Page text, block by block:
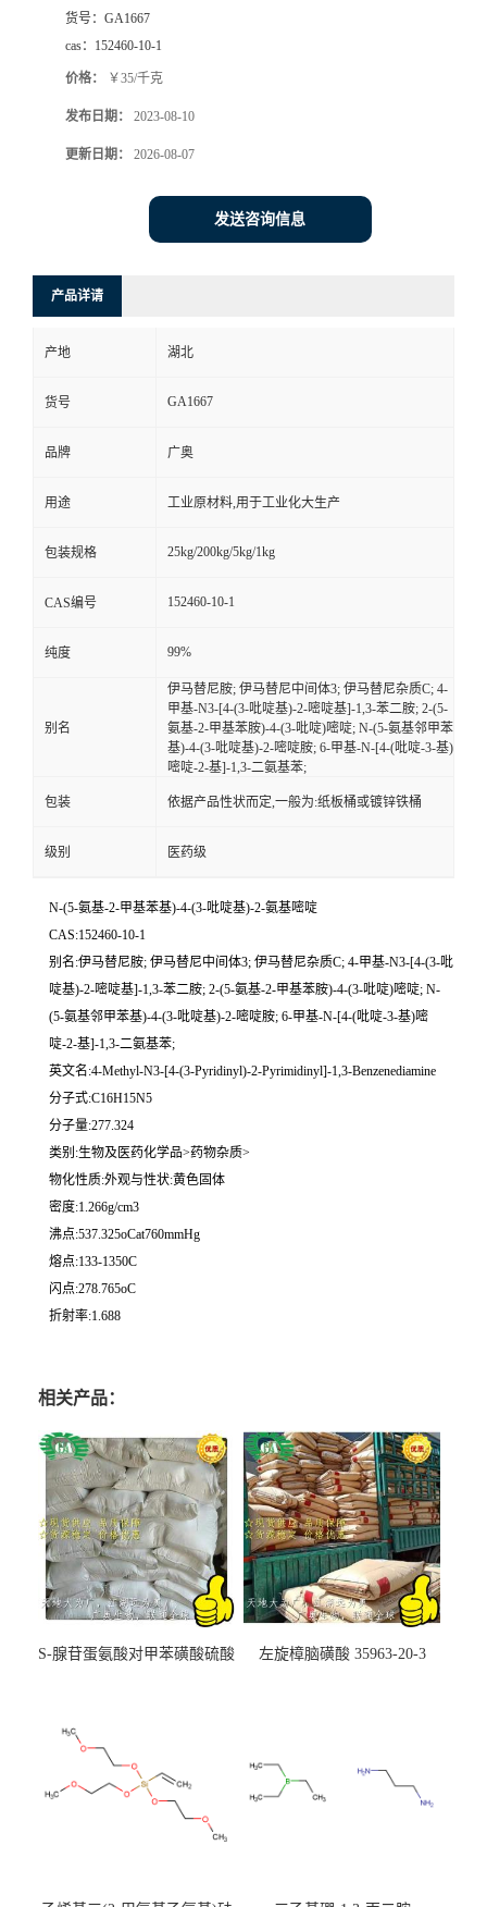
货号： GA1667
cas： 152460-10-1
价格： ￥35/千克
发布日期： 2023-08-10
更新日期： 2026-08-07
发送咨询信息
产品详请
产地 湖北
货号 GA1667
品牌 广奥
用途 工业原材料,用于工业化大生产
包装规格 25kg/200kg/5kg/1kg
CAS编号 152460-10-1
纯度 99%
别名
伊马替尼胺; 伊马替尼中间体3; 伊马替尼杂质C; 4-
甲基-N3-[4-(3-吡啶基)-2-嘧啶基]-1,3-苯二胺; 2-(5-
氨基-2-甲基苯胺)-4-(3-吡啶)嘧啶; N-(5-氨基邻甲苯
基)-4-(3-吡啶基)-2-嘧啶胺; 6-甲基-N-[4-(吡啶-3-基)
嘧啶-2-基]-1,3-二氨基苯;
包装 依据产品性状而定,一般为:纸板桶或镀锌铁桶
级别 医药级
N-(5-氨基-2-甲基苯基)-4-(3-吡啶基)-2-氨基嘧啶
CAS:152460-10-1
别名:伊马替尼胺; 伊马替尼中间体3; 伊马替尼杂质C; 4-甲基-N3-[4-(3-吡
啶基)-2-嘧啶基]-1,3-苯二胺; 2-(5-氨基-2-甲基苯胺)-4-(3-吡啶)嘧啶; N-
(5-氨基邻甲苯基)-4-(3-吡啶基)-2-嘧啶胺; 6-甲基-N-[4-(吡啶-3-基)嘧
啶-2-基]-1,3-二氨基苯;
英文名:4-Methyl-N3-[4-(3-Pyridinyl)-2-Pyrimidinyl]-1,3-Benzenediamine
分子式:C16H15N5
分子量:277.324
类别:生物及医药化学品>药物杂质>
物化性质:外观与性状:黄色固体
密度:1.266g/cm3
沸点:537.325oCat760mmHg
熔点:133-1350C
闪点:278.765oC
折射率:1.688
相关产品：
S-腺苷蛋氨酸对甲苯磺酸硫酸
左旋樟脑磺酸 35963-20-3